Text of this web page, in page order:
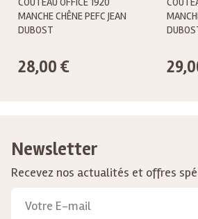
MANCHE CHÊNE PEFC JEAN
DUBOST
28,00 €
Newsletter
Recevez nos actualités et offres